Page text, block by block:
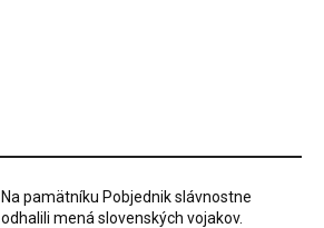
Na pamätníku Pobjednik slávnostne
odhalili mená slovenských vojakov.